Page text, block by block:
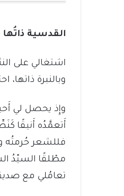
القدسية ذاتُها
اشتغالي على
وبالنبرة ذاتها،
وإِذ يحصل لي
أَتعمَّدُه أَنيقًا
فللشعر حُرمتُه
مطْلقًا السيّدُ
تعامُلي مع